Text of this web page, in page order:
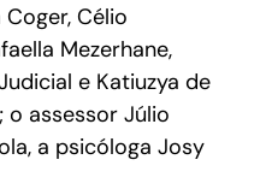
Célio
Mezerhane,
e Katiuzya de
o assessor Júlio
a psicóloga Josy